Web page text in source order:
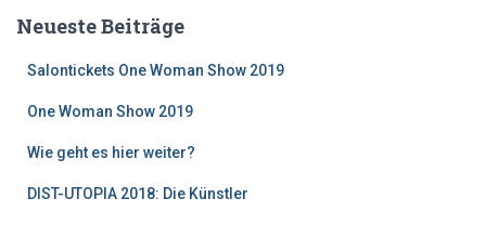
e
Neueste Beiträge
Salontickets One Woman Show 2019
One Woman Show 2019
Wie geht es hier weiter?
DIST-UTOPIA 2018: Die Künstler